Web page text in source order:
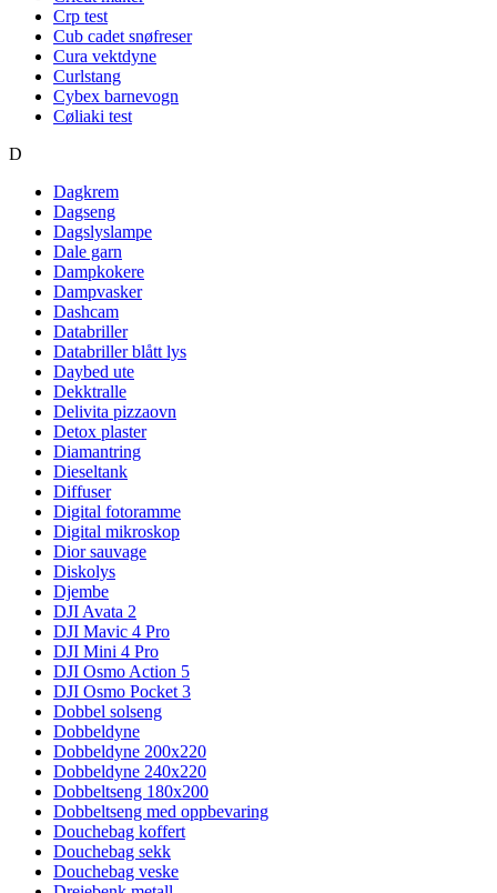
Crp test
Cub cadet snøfreser
Cura vektdyne
Curlstang
Cybex barnevogn
Cøliaki test
D
Dagkrem
Dagseng
Dagslyslampe
Dale garn
Dampkokere
Dampvasker
Dashcam
Databriller
Databriller blått lys
Daybed ute
Dekktralle
Delivita pizzaovn
Detox plaster
Diamantring
Dieseltank
Diffuser
Digital fotoramme
Digital mikroskop
Dior sauvage
Diskolys
Djembe
DJI Avata 2
DJI Mavic 4 Pro
DJI Mini 4 Pro
DJI Osmo Action 5
DJI Osmo Pocket 3
Dobbel solseng
Dobbeldyne
Dobbeldyne 200x220
Dobbeldyne 240x220
Dobbeltseng 180x200
Dobbeltseng med oppbevaring
Douchebag koffert
Douchebag sekk
Douchebag veske